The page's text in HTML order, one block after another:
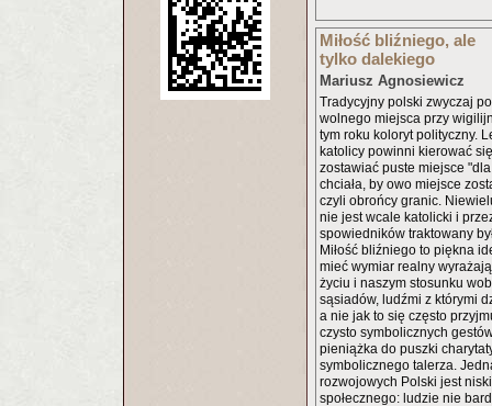
Miłość bliźniego, ale
tylko dalekiego
Mariusz Agnosiewicz
Tradycyjny polski zwyczaj
wolnego miejsca przy
tym roku koloryt polityczny.
katolicy powinni kierować
zostawiać puste miejsce
chciała, by owo miejsce
czyli obrońcy granic.
nie jest wcale katolicki i
spowiedników traktowany
Miłość bliźniego to piękna
mieć wymiar realny
życiu i naszym stosunku
sąsiadów, ludźmi z którymi
a nie jak to się często
czysto symbolicznych
pieniążka do puszki
symbolicznego talerza.
rozwojowych Polski jest
społecznego: ludzie nie